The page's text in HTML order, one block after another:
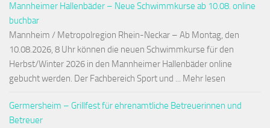
Mannheimer Hallenbäder – Neue Schwimmkurse ab 10.08. online
buchbar
Mannheim / Metropolregion Rhein-Neckar – Ab Montag, den
10.08.2026, 8 Uhr können die neuen Schwimmkurse für den
Herbst/Winter 2026 in den Mannheimer Hallenbäder online
gebucht werden. Der Fachbereich Sport und ... Mehr lesen
Germersheim – Grillfest für ehrenamtliche Betreuerinnen und
Betreuer